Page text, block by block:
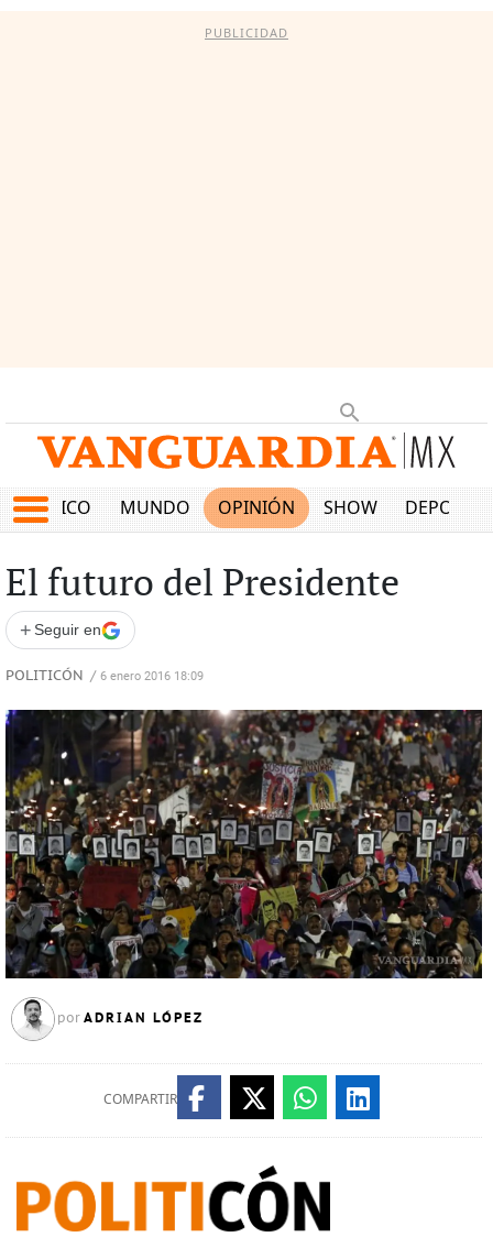
PUBLICIDAD
MÉXICO MUNDO OPINIÓN SHOW
El futuro del Presidente
+ Seguir en
POLITICÓN / 6 enero 2016 18:09
por ADRIAN LÓPEZ
COMPARTIR